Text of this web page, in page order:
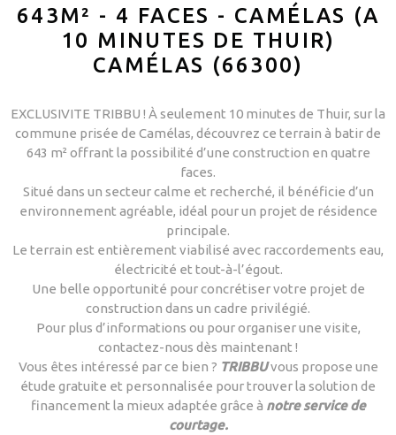
643M² - 4 FACES - CAMÉLAS (A
10 MINUTES DE THUIR)
CAMÉLAS (66300)
EXCLUSIVITE TRIBBU ! À seulement 10 minutes de Thuir, sur la
commune prisée de Camélas, découvrez ce terrain à batir de
643 m² offrant la possibilité d’une construction en quatre
faces.
Situé dans un secteur calme et recherché, il bénéficie d’un
environnement agréable, idéal pour un projet de résidence
principale.
Le terrain est entièrement viabilisé avec raccordements eau,
électricité et tout-à-l’égout.
Une belle opportunité pour concrétiser votre projet de
construction dans un cadre privilégié.
Pour plus d’informations ou pour organiser une visite,
contactez-nous dès maintenant !
Vous êtes intéressé par ce bien ? TRIBBUvous propose une
étude gratuite et personnalisée pour trouver la solution de
financement la mieux adaptée grâce à notre service de
courtage.